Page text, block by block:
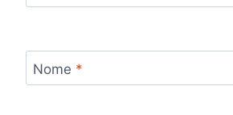
Nome *